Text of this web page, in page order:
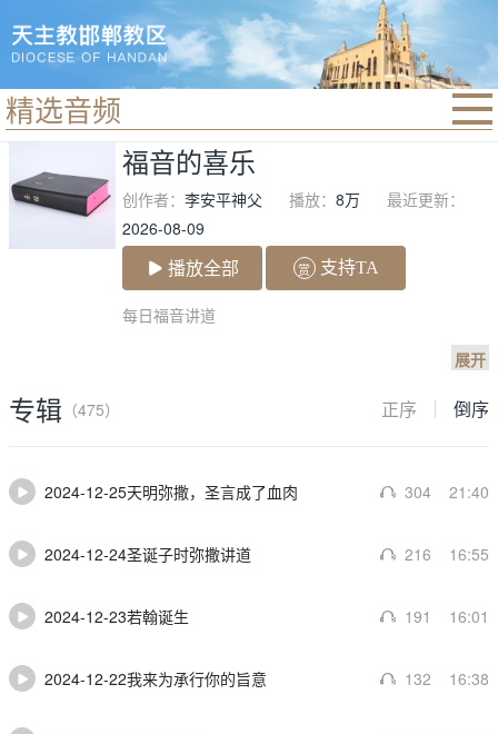
精选音频
精选音频
福音的喜乐
创作者： 李安平神父 播放： 8万
最近更新：
2026-08-09
播放全部 赏 支持TA
每日福音讲道
展开
专辑 （475） 正序 倒序
2024-12-25天明弥撒，圣言成了血肉 304 21:40
2024-12-24圣诞子时弥撒讲道 216 16:55
2024-12-23若翰诞生 191 16:01
2024-12-22我来为承行你的旨意 132 16:38